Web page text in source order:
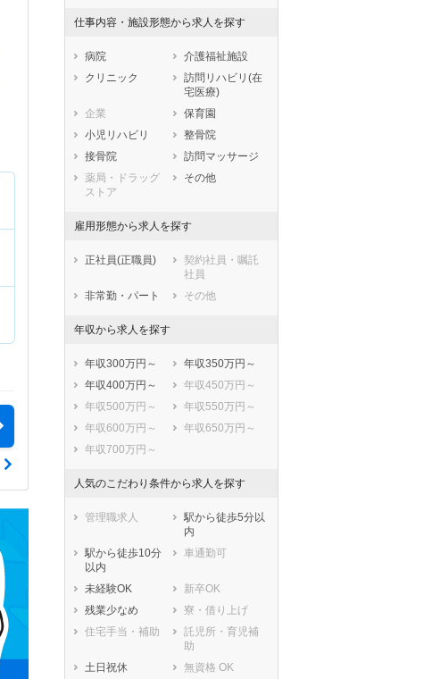
石川県
福井県
岐阜県
静岡県
愛知県
三重県
大阪府
兵庫県
奈良県
鳥取県
島根県
広島県
山口県
徳島県
香川県
愛媛県
熊本県
大分県
仕事内容・施設形態から求人を探す
病院
介護福祉施設
クリニック
訪問リハビリ(在
宅医療)
企業
保育園
小児リハビリ
整骨院
接骨院
訪問マッサージ
薬局・ドラッグ
ストア
その他
雇用形態から求人を探す
正社員(正職員)
契約社員・嘱託
社員
非常勤・パート
その他
年収から求人を探す
年収300万円～
年収350万円～
年収400万円～
年収450万円～
年収500万円～
年収550万円～
年収600万円～
年収650万円～
年収700万円～
人気のこだわり条件から求人を探す
管理職求人
駅から徒歩5分以
内
駅から徒歩10分
以内
車通勤可
未経験OK
新卒OK
残業少なめ
寮・借り上げ
住宅手当・補助
託児所・育児補
助
土日祝休
無資格 OK